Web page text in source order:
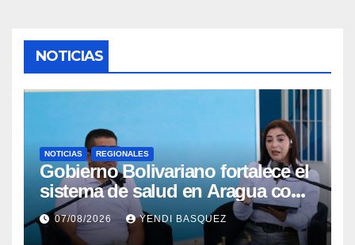
NOTICIAS
NOTICIAS REGIONALES
Gobierno Bolivariano fortalece el
sistema de salud en Aragua con
la reinauguración del CDI La
Mora
07/08/2026 YENDI BASQUEZ